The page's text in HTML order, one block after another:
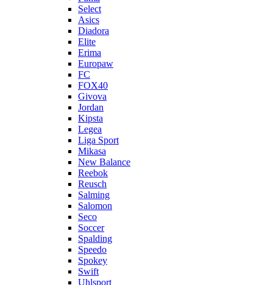
Select
Asics
Diadora
Elite
Erima
Europaw
FC
FOX40
Givova
Jordan
Kipsta
Legea
Liga Sport
Mikasa
New Balance
Reebok
Reusch
Salming
Salomon
Seco
Soccer
Spalding
Speedo
Spokey
Swift
Uhlsport